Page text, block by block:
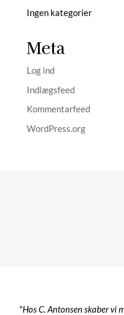
Ingen kategorier
Meta
Log ind
Indlægsfeed
Kommentarfeed
WordPress.org
"Hos C. Antonsen skaber vi